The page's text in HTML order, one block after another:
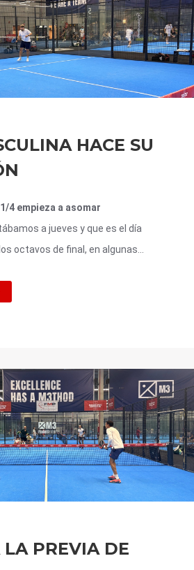
HACE SU
4 empieza a asomar
a jueves y que es el día
octavos de final, en algunas...
LA PREVIA DE